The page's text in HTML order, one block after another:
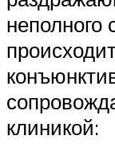
неполного
клиникой: